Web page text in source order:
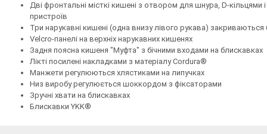
Дві фронтальні місткі кишені з отвором для шнура, D-кільцями
пристроїв
Три нарукавні кишені (одна внизу лівого рукава)
Velcro-панелі на верхніх нарукавних кишенях
Задня поясна кишеня "Муфта" з бічними входами на блискавках
Лікті посилені накладками з матеріалу Cordura®
Манжети регулюються хлястиками на липучках
Низ виробу регулюється шоккордом з фіксаторами
Зручні хвати на блискавках
Блискавки YKK®